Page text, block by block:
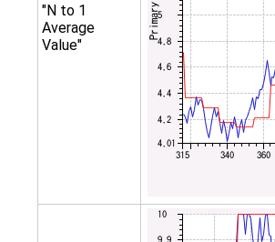
"N to 1
Average
Value"